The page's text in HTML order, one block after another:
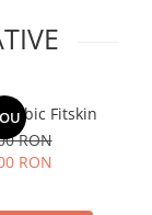
Fitskin
RON
RON